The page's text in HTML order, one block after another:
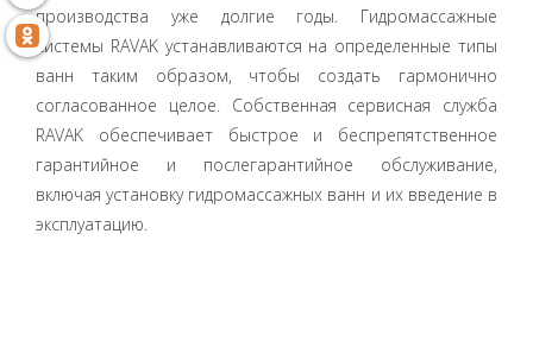
производства уже долгие годы. Гидромассажные
системы RAVAK устанавливаются на определенные типы
ванн таким образом, чтобы создать гармонично
согласованное целое. Собственная сервисная служба
RAVAK обеспечивает быстрое и беспрепятственное
гарантийное и послегарантийное обслуживание,
включая установку гидромассажных ванн и их введение в
эксплуатацию.